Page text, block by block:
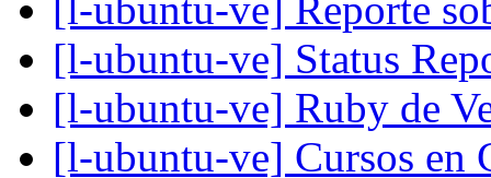
[l-ubuntu-ve] Reporte
[l-ubuntu-ve] Status
[l-ubuntu-ve] Ruby de
[l-ubuntu-ve] Cursos en